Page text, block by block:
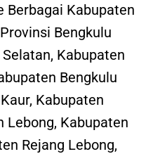
Berbagai Kabupaten
Bengkulu
Kabupaten
Bengkulu
Kabupaten
Lebong, Kabupaten
Rejang Lebong,